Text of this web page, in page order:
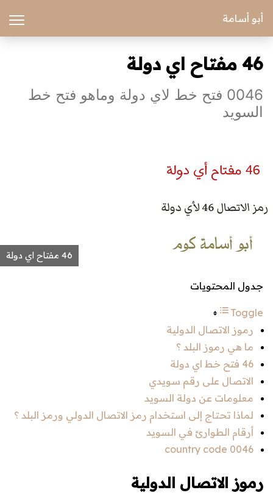
أبو أسامة
46 مفتاح اي دولة
0046 فتح خط لاي دولة وماهو فتح خط
السويد
46 مفتاح اي دولة
جدول المحتويات
Toggle
رموز الاتصال الدولية
ما هي رموز البلد ؟
46 فتح خط اي دولة
الاتصال على رقم سويدي
معلومات عن دولة السويد
لماذا تحتاج إلى استخدام رمز الاتصال الدولي ورمز البلد ؟
أرقام الطوارئ في السويد
0046 country code
رموز الاتصال الدولية